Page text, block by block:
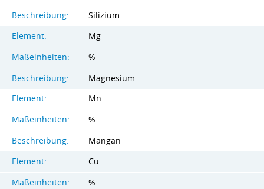
Beschreibung:
Silizium
Element:
Mg
Maßeinheiten:
%
Beschreibung:
Magnesium
Element:
Mn
Maßeinheiten:
%
Beschreibung:
Mangan
Element:
Cu
Maßeinheiten:
%